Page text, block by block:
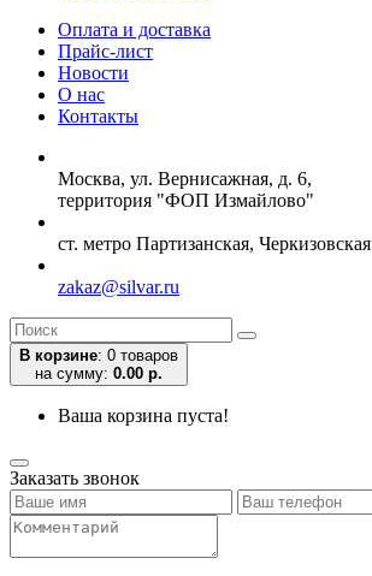
Оплата и доставка
Прайс-лист
Новости
О нас
Контакты
Москва, ул. Вернисажная, д. 6,
территория "ФОП Измайлово"
ст. метро Партизанская, Черкизовская
zakaz@silvar.ru
В корзине: 0 товаров
на сумму: 0.00 р.
Ваша корзина пуста!
Заказать звонок